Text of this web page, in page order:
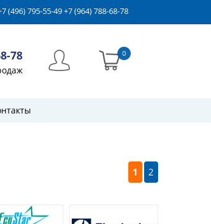
(496) 795-55-49+7 (964) 788-68-78
78 0
1 2